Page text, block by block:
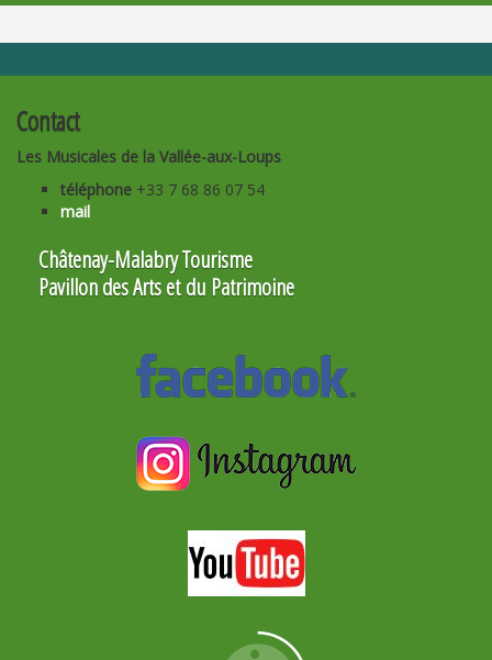
Contact
Les Musicales de la Vallée-aux-Loups
téléphone +33 7 68 86 07 54
mail
Châtenay-Malabry Tourisme
Pavillon des Arts et du Patrimoine